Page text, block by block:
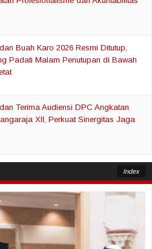
Buah Karo 2026 Resmi Ditutup,
Padati Malam Penutupan di Bawah
Terima Audiensi DPC Angkatan
XII, Perkuat Sinergitas Jaga
Index